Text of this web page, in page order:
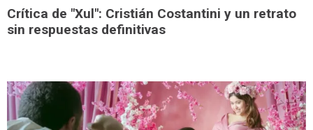
Crítica de "Xul": Cristián Costantini y un retrato
sin respuestas definitivas